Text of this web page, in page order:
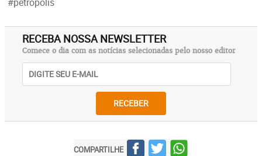
RECEBA NOSSA NEWSLETTER
Comece o dia com as notícias selecionadas pelo nosso editor
RECEBER
COMPARTILHE